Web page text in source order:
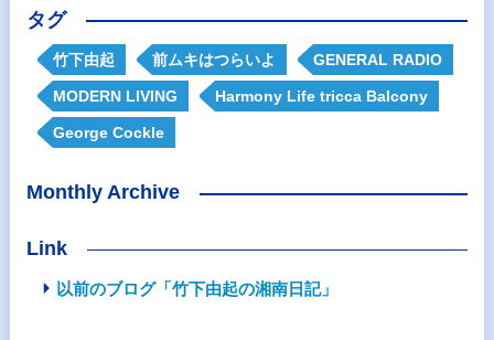
タグ
竹下由起 前ムキはつらいよ GENERAL RADIO
MODERN LIVING Harmony Life tricca Balcony
George Cockle
Monthly Archive
Link
以前のブログ「竹下由起の湘南日記」